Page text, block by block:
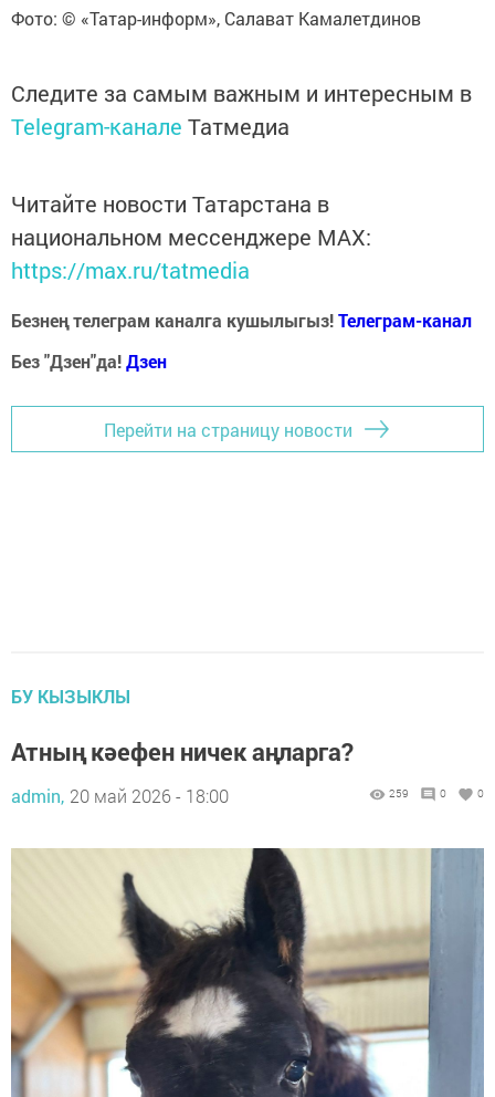
Фото: © «Татар-информ», Салават Камалетдинов
Следите за самым важным и интересным в
Telegram-канале Татмедиа
Читайте новости Татарстана в
национальном мессенджере MАХ:
https://max.ru/tatmedia
Безнең телеграм каналга кушылыгыз!Телеграм-канал
Без "Дзен"да!Дзен
Перейти на страницу новости
БУ КЫЗЫКЛЫ
Атның кәефен ничек аңларга?
admin, 20 май 2026 - 18:00 259 0 0